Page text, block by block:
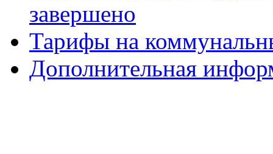
завершено
Тарифы на
Дополнительная